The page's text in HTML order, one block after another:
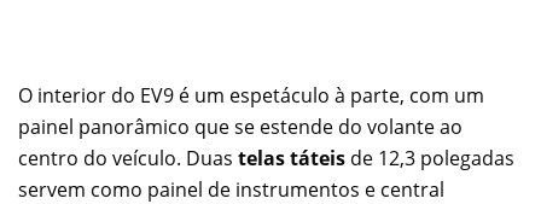
O interior do EV9 é um espetáculo à parte, com um
painel panorâmico que se estende do volante ao
centro do veículo. Duas telas táteis de 12,3 polegadas
servem como painel de instrumentos e central